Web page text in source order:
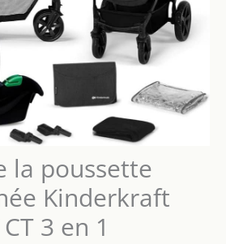
la poussette
Kinderkraft
3 en 1